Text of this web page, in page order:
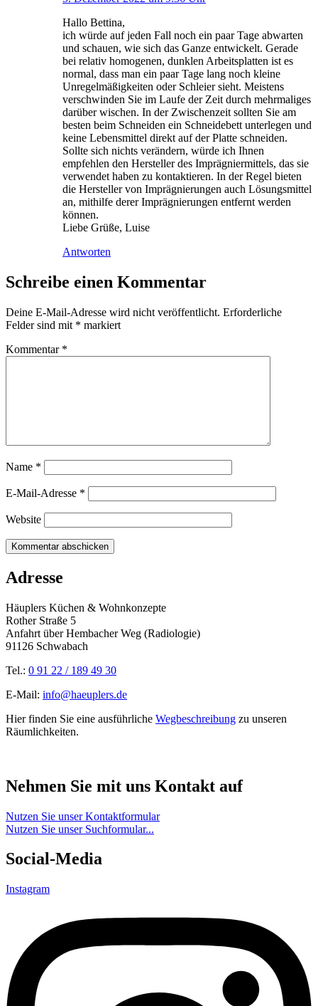
Hallo Bettina,
ich würde auf jeden Fall noch ein paar Tage abwarten
und schauen, wie sich das Ganze entwickelt. Gerade
bei relativ homogenen, dunklen Arbeitsplatten ist es
normal, dass man ein paar Tage lang noch kleine
Unregelmäßigkeiten oder Schleier sieht. Meistens
verschwinden Sie im Laufe der Zeit durch mehrmaliges
darüber wischen. In der Zwischenzeit sollten Sie am
besten beim Schneiden ein Schneidebett unterlegen und
keine Lebensmittel direkt auf der Platte schneiden.
Sollte sich nichts verändern, würde ich Ihnen
empfehlen den Hersteller des Imprägniermittels, das sie
verwendet haben zu kontaktieren. In der Regel bieten
die Hersteller von Imprägnierungen auch Lösungsmittel
an, mithilfe derer Imprägnierungen entfernt werden
können.
Liebe Grüße, Luise
Antworten
Schreibe einen Kommentar
Deine E-Mail-Adresse wird nicht veröffentlicht. Erforderliche
Felder sind mit * markiert
Kommentar *
Name *
E-Mail-Adresse *
Website
Adresse
Häuplers Küchen & Wohnkonzepte
Rother Straße 5
Anfahrt über Hembacher Weg (Radiologie)
91126 Schwabach
Tel.: 0 91 22 / 189 49 30
E-Mail: info@haeuplers.de
Hier finden Sie eine ausführliche Wegbeschreibung zu unseren
Räumlichkeiten.
Nehmen Sie mit uns Kontakt auf
Nutzen Sie unser Kontaktformular
Nutzen Sie unser Suchformular...
Social-Media
Instagram